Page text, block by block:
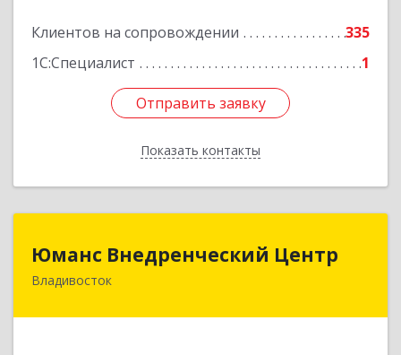
Клиентов на сопровождении
335
1С:Специалист
1
Отправить заявку
Показать контакты
Отправить заявку
Назад
Юманс Внедренческий Центр
Владивосток
Юманс Внедренческий Центр
690014, Приморский край, Владивосток г,